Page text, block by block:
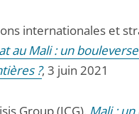
internationales et
au Mali : un
?, 3 juin 2021